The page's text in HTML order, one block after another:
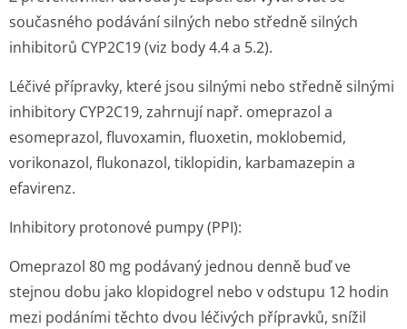
současného podávání silných nebo středně silných
inhibitorů CYP2C19 (viz body 4.4 a 5.2).
Léčivé přípravky, které jsou silnými nebo středně silnými
inhibitory CYP2C19, zahrnují např. omeprazol a
esomeprazol, fluvoxamin, fluoxetin, moklobemid,
vorikonazol, flukonazol, tiklopidin, karbamazepin a
efavirenz.
Inhibitory protonové pumpy (PPI):
Omeprazol 80 mg podávaný jednou denně buď ve
stejnou dobu jako klopidogrel nebo v odstupu 12 hodin
mezi podáními těchto dvou léčivých přípravků, snížil